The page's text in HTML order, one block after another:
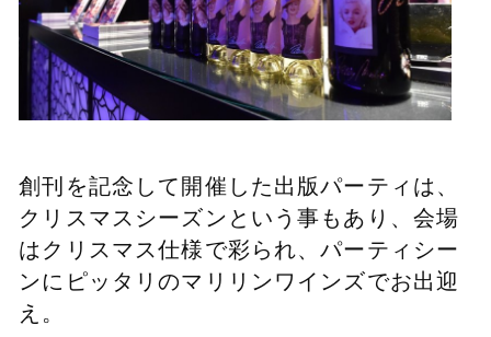
創刊を記念して開催した出版パーティは、
クリスマスシーズンという事もあり、会場
はクリスマス仕様で彩られ、パーティシー
ンにピッタリのマリリンワインズでお出迎
え。